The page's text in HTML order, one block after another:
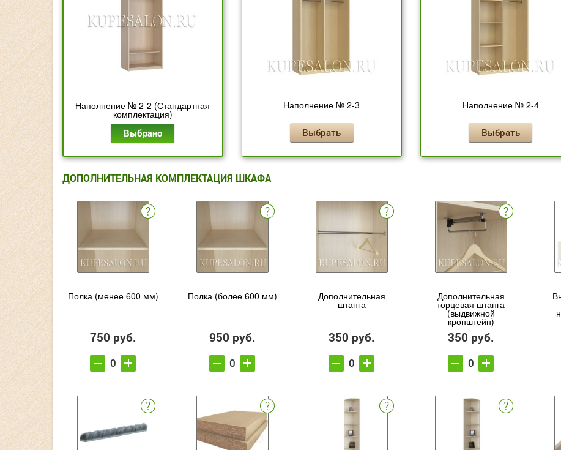
Наполнение № 2-2 (Стандартная
комплектация)
Выбрано
Наполнение № 2-3
Выбрать
Наполнение № 2-4
Выбрать
ДОПОЛНИТЕЛЬНАЯ КОМПЛЕКТАЦИЯ ШКАФА
Полка (менее 600 мм)
750 руб.
Полка (более 600 мм)
950 руб.
Дополнительная
штанга
350 руб.
Дополнительная
торцевая штанга
(выдвижной
кронштейн)
350 руб.